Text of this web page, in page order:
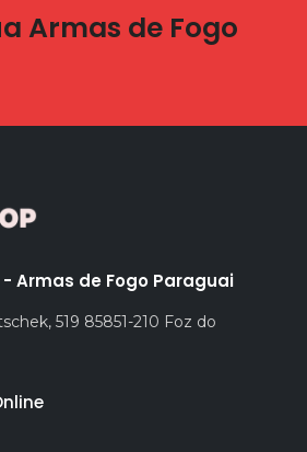
Armas de Fogo
- Armas de Fogo Paraguai
519 85851-210 Foz do